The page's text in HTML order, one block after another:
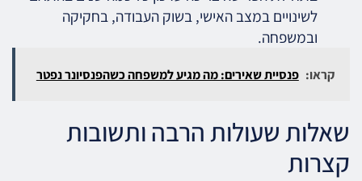
לשינויים במצב האישי, בשוק העבודה, בחקיקה
ובמשפחה.
קראו: פנסיית שאירים: מה מגיע למשפחה כשהפנסיונר נפטר
שאלות שעולות הרבה ותשובות
קצרות